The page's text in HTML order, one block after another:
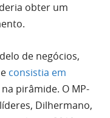
obter um
de negócios,
consistia em
pirâmide. O MP-
Dilhermano,